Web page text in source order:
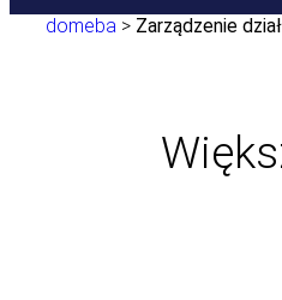
domeba > Zarządzenie